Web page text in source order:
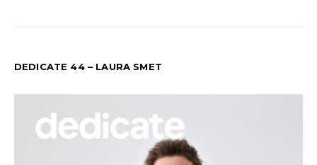
DEDICATE 44 – LAURA SMET